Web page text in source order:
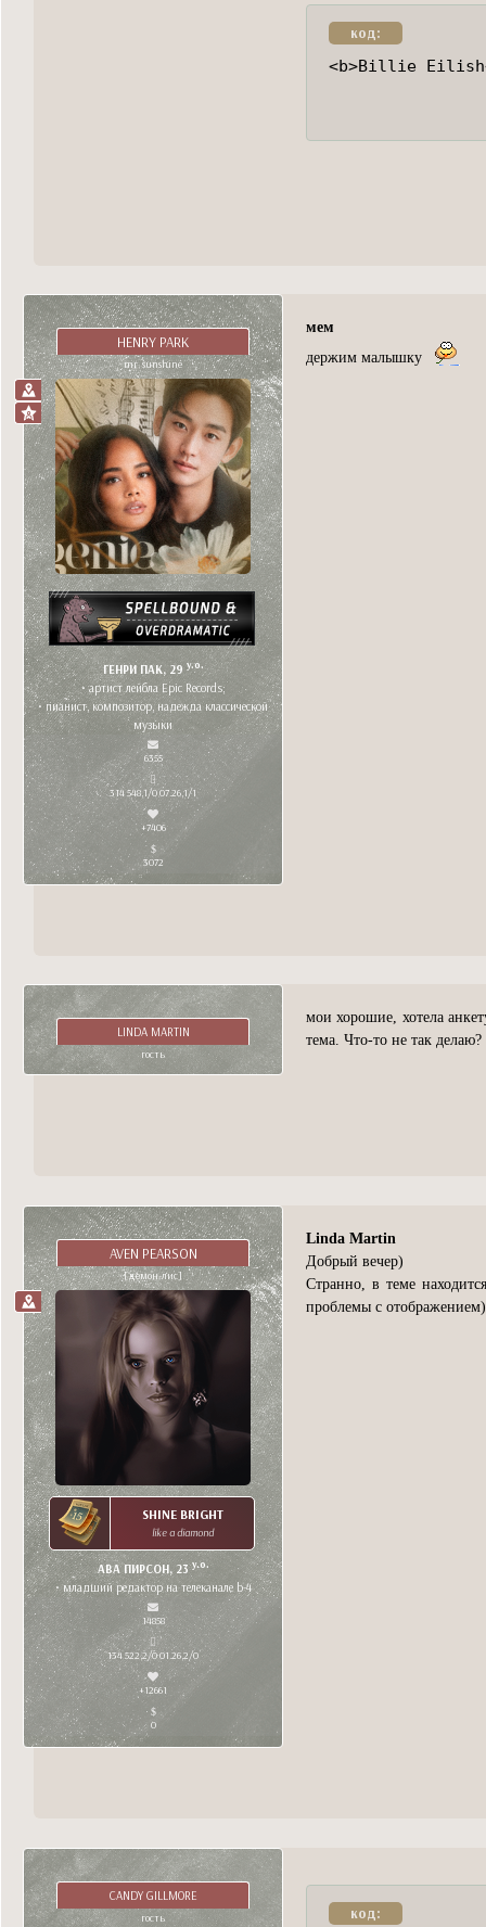
код:
<b>Billie
HENRY PARK
mr. sunshine
ГЕНРИ ПАК, 29 y.o.
• артист лейбла Epic Records;
• пианист, композитор, надежда классической
музыки
6355
314 548,1/0 07.26,1/1
+7406
3072
мем
держим малышку
LINDA MARTIN
гость
мои хорошие, хотела
тема. Что-то не так делаю?
AVEN PEARSON
[демон-лис]
SHINE BRIGHT
like a diamond
АВА ПИРСОН, 23y.o.
• младший редактор на телеканале b-4
14858
134 522,2/0 01.26,2/0
+12661
0
Linda Martin
Добрый вечер)
Странно, в теме
проблемы с отображением)
CANDY GILLMORE
гость код: